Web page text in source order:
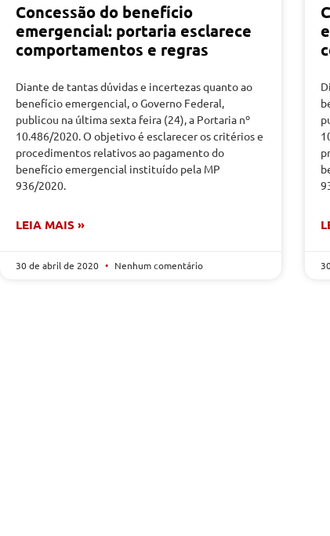
Concessão do benefício
emergencial: portaria esclarece
comportamentos e regras
Diante de tantas dúvidas e incertezas quanto ao
benefício emergencial, o Governo Federal,
publicou na última sexta feira (24), a Portaria nº
10.486/2020. O objetivo é esclarecer os critérios e
procedimentos relativos ao pagamento do
benefício emergencial instituído pela MP
936/2020.
LEIA MAIS »
30 de abril de 2020 Nenhum comentário